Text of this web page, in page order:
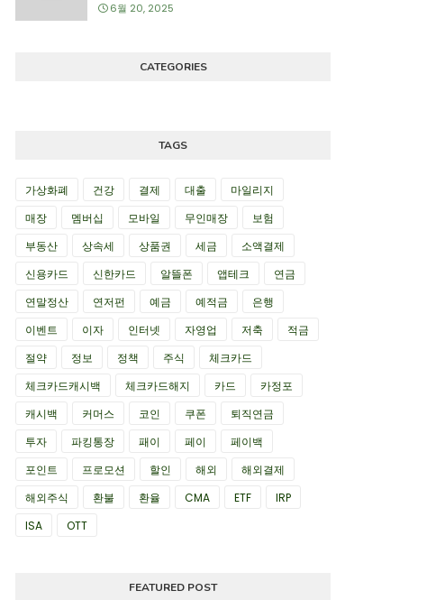
6월 20, 2025
CATEGORIES
TAGS
가상화폐 건강 결제 대출
마일리지
매장
멤버십 모바일 무인매장
보험
부동산
상속세 상품권 세금
소액결제
신용카드
신한카드 알뜰폰 앱테크
연금
연말정산
연저펀 예금 예적금
은행
이벤트
이자 인터넷 자영업 저축
적금
절약
정보 정책 주식
체크카드
체크카드캐시백
체크카드해지 카드
카정포
캐시백
커머스 코인 쿠폰
퇴직연금
투자
파킹통장 패이 페이
페이백
포인트
프로모션 할인 해외
해외결제
해외주식
환불 환율 CMA ETF
IRP
ISA
OTT
FEATURED POST